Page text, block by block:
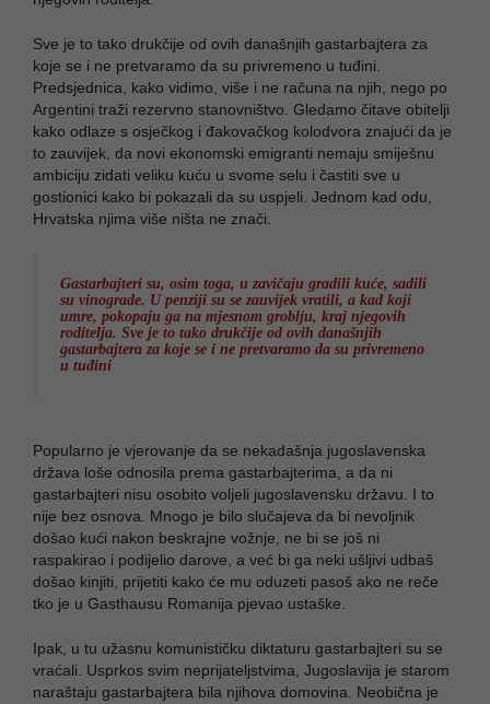
Sve je to tako drukčije od ovih današnjih gastarbajtera za
koje se i ne pretvaramo da su privremeno u tuđini.
Predsjednica, kako vidimo, više i ne računa na njih, nego po
Argentini traži rezervno stanovništvo. Gledamo čitave obitelji
kako odlaze s osječkog i đakovačkog kolodvora znajući da je
to zauvijek, da novi ekonomski emigranti nemaju smiješnu
ambiciju zidati veliku kuću u svome selu i častiti sve u
gostionici kako bi pokazali da su uspjeli. Jednom kad odu,
Hrvatska njima više ništa ne znači.
Gastarbajteri su, osim toga, u zavičaju gradili kuće, sadili
su vinograde. U penziji su se zauvijek vratili, a kad koji
umre, pokopaju ga na mjesnom groblju, kraj njegovih
roditelja. Sve je to tako drukčije od ovih današnjih
gastarbajtera za koje se i ne pretvaramo da su privremeno
u tuđini
Popularno je vjerovanje da se nekadašnja jugoslavenska
država loše odnosila prema gastarbajterima, a da ni
gastarbajteri nisu osobito voljeli jugoslavensku državu. I to
nije bez osnova. Mnogo je bilo slučajeva da bi nevoljnik
došao kući nakon beskrajne vožnje, ne bi se još ni
raspakirao i podijelio darove, a već bi ga neki ušljivi udbaš
došao kinjiti, prijetiti kako će mu oduzeti pasoš ako ne reče
tko je u Gasthausu Romanija pjevao ustaške.
Ipak, u tu užasnu komunističku diktaturu gastarbajteri su se
vraćali. Usprkos svim neprijateljstvima, Jugoslavija je starom
naraštaju gastarbajtera bila njihova domovina. Neobična je